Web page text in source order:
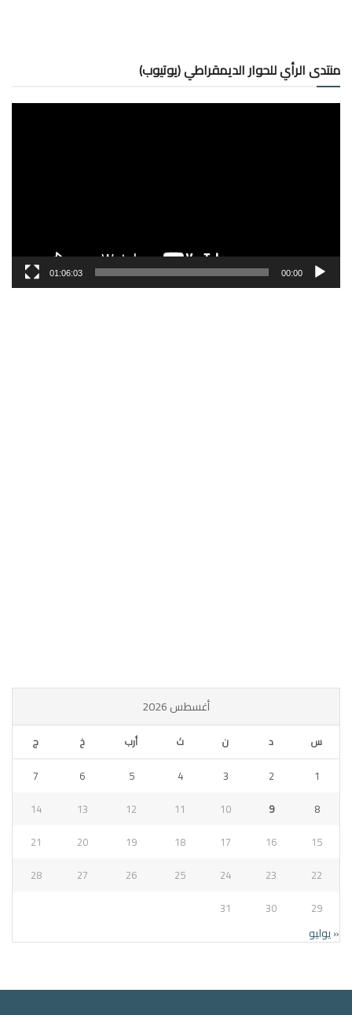
منتدى الرأي للحوار الديمقراطي (يوتيوب)
00:00
01:06:03
أغسطس 2026
س د ن ث أرب خ ج
1
2
3
4
5
6
7
8
9
10
11
12
13
14
15
16
17
18
19
20
21
22
23
24
25
26
27
28
29
30
31
« يوليو